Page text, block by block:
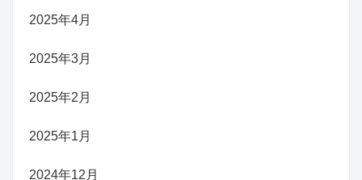
2025年4月
2025年3月
2025年2月
2025年1月
2024年12月